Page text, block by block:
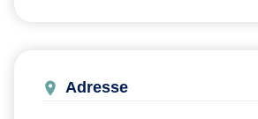
Adresse